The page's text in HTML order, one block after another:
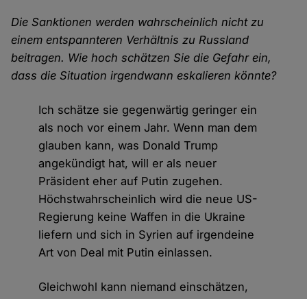
Die Sanktionen werden wahrscheinlich nicht zu
einem entspannteren Verhältnis zu Russland
beitragen. Wie hoch schätzen Sie die Gefahr ein,
dass die Situation irgendwann eskalieren könnte?
Ich schätze sie gegenwärtig geringer ein
als noch vor einem Jahr. Wenn man dem
glauben kann, was Donald Trump
angekündigt hat, will er als neuer
Präsident eher auf Putin zugehen.
Höchstwahrscheinlich wird die neue US-
Regierung keine Waffen in die Ukraine
liefern und sich in Syrien auf irgendeine
Art von Deal mit Putin einlassen.
Gleichwohl kann niemand einschätzen,